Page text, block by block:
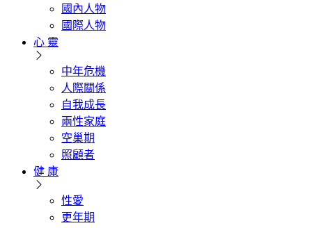
國內人物
國際人物
心 靈
中年危機
人際關係
自我成長
兩性家庭
空巢期
照顧者
健 康
性愛
更年期